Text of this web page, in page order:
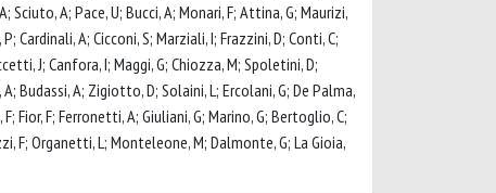
Sciuto, A; Pace, U; Bucci, A; Monari, F; Attina, G; Maurizi,
Cardinali, A; Cicconi, S; Marziali, I; Frazzini, D; Conti, C;
J; Canfora, I; Maggi, G; Chiozza, M; Spoletini, D;
Budassi, A; Zigiotto, D; Solaini, L; Ercolani, G; De Palma,
Fior, F; Ferronetti, A; Giuliani, G; Marino, G; Bertoglio, C;
F; Organetti, L; Monteleone, M; Dalmonte, G; La Gioia,